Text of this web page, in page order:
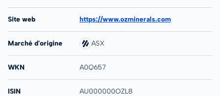
Site web https://www.ozminerals.com
Marché d'origine ASX
WKN A0Q657
ISIN AU000000OZL8